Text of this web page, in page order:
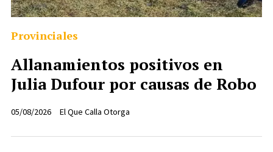
Allanamientos positivos en
Julia Dufour por causas de Robo
El Que Calla Otorga
Provinciales
05/08/2026